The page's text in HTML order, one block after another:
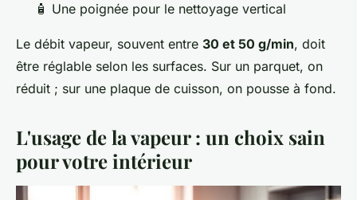
🧴 Une poignée pour le nettoyage vertical
Le débit vapeur, souvent entre 30 et 50 g/min, doit
être réglable selon les surfaces. Sur un parquet, on
réduit ; sur une plaque de cuisson, on pousse à fond.
L'usage de la vapeur : un choix sain
pour votre intérieur